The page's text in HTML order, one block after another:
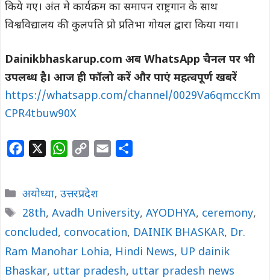
किये गए। अंत मे कार्यक्रम का समापन राष्ट्रगान के साथ
विश्वविद्यालय की कुलपति प्रो प्रतिभा गोयल द्वारा किया गया।
Dainikbhaskarup.com अब WhatsApp चैनल पर भी
उपलब्ध है। आज ही फॉलो करें और पाएं महत्वपूर्ण खबरें
https://whatsapp.com/channel/0029Va6qmccKm
CPR4tbuw90X
e
b
o
o
k
W
t
s
A
p
p
y
L
i
n
k
l
e
Categories
अयोध्या, उत्तरप्रदेश
Tags
28th, Avadh University, AYODHYA, ceremony,
concluded, convocation, DAINIK BHASKAR, Dr.
Ram Manohar Lohia, Hindi News, UP dainik
Bhaskar, uttar pradesh, uttar pradesh news